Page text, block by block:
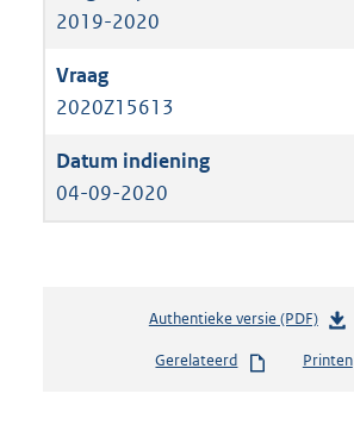
2019-2020
2020Z15613
04-09-2020
Authentieke versie (PDF)b
s
Gerelateerd Printen